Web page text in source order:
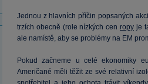
Jednou z hlavních příčin popsaných
trzích obecně (role nízkých cen ropy je
ale namístě, aby se problémy na EM
Pokud začneme u celé ekonomiky
Američané měli těžit ze své relativní